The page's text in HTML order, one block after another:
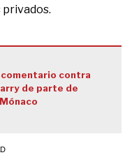
contra
de parte de